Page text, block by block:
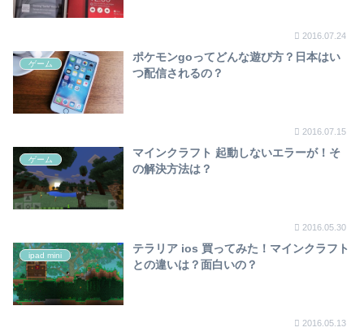
2016.07.24
ゲーム
ポケモンgoってどんな遊び方？日本はい
つ配信されるの？
2016.07.15
ゲーム
マインクラフト 起動しないエラーが！そ
の解決方法は？
2016.05.30
ipad mini
テラリア ios 買ってみた！マインクラフト
との違いは？面白いの？
2016.05.13